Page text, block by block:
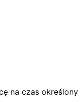
na czas określony